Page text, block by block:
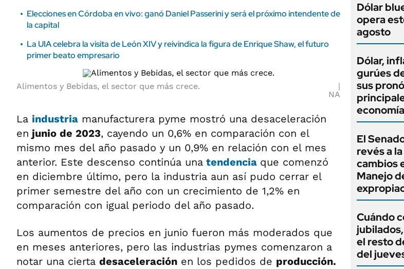
Elecciones en Córdoba en vivo: ganó Daniel Passerini y será el próximo intendente de
la capital
La UIA celebra la visita de León XIV y reivindica la figura de Enrique Shaw, el futuro
primer beato empresario
Alimentos y Bebidas, el sector que más crece.
NA
La industria manufacturera pyme mostró una desaceleración
en junio de 2023, cayendo un 0,6% en comparación con el
mismo mes del año pasado y un 0,9% en relación con el mes
anterior. Este descenso continúa una tendencia que comenzó
en diciembre último, pero la industria aun así pudo cerrar el
primer semestre del año con un crecimiento de 1,2% en
comparación con igual periodo del año pasado.
Los aumentos de precios en junio fueron más moderados que
en meses anteriores, pero las industrias pymes comenzaron a
notar una cierta desaceleración en los pedidos de producción.
Dólar
opera
agosto
Dólar,
gurúes
sus
economía
El
revés a
cambios
Manejo
Cuándo
el resto
del